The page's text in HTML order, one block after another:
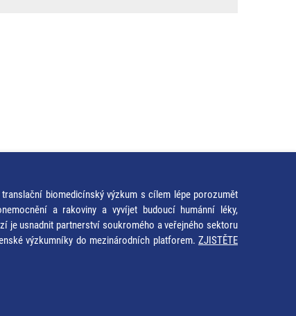
biomedicínský výzkum s cílem lépe porozumět
a rakoviny a vyvíjet budoucí humánní léky,
je usnadnit partnerství soukromého a veřejného sektoru
výzkumníky do mezinárodních platforem. ZJISTĚTE